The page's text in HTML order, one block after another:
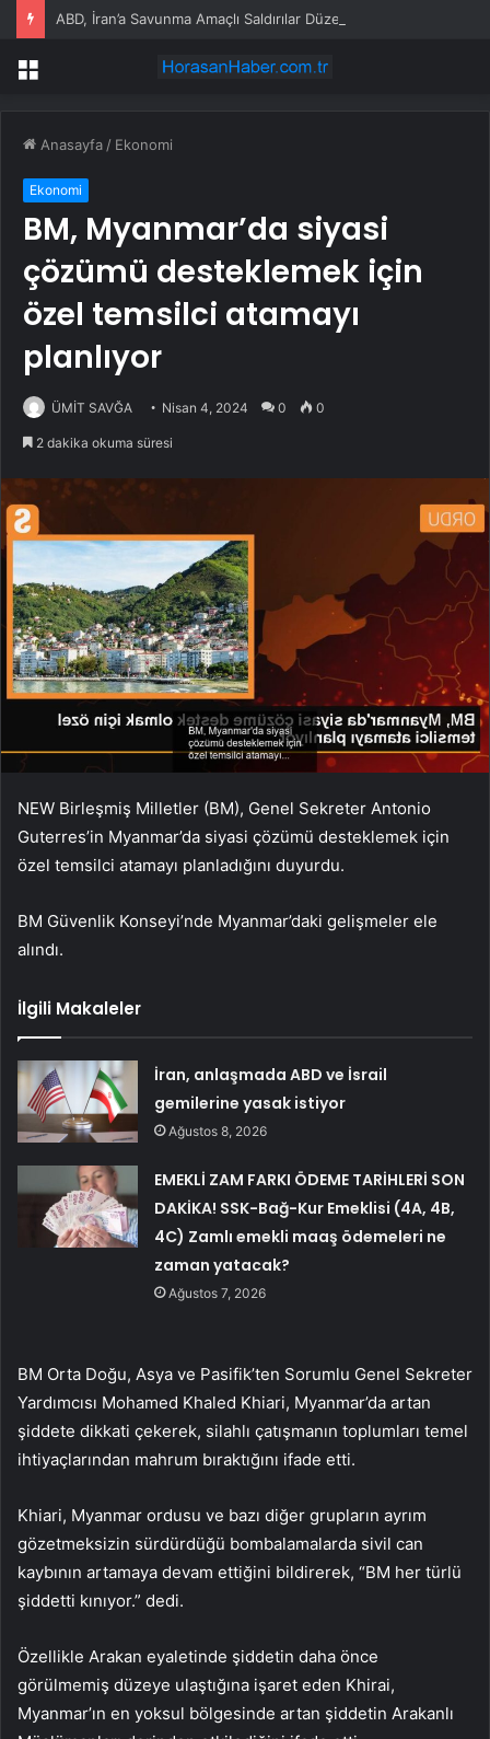
ABD, İran’a Savunma Amaçlı Saldırılar Düzenledi
Menü
Anasayfa / Ekonomi
Ekonomi
BM, Myanmar’da siyasi
çözümü desteklemek için
özel temsilci atamayı
planlıyor
ÜMİT SAVĞA Nisan 4, 2024 0 0
2 dakika okuma süresi
NEW Birleşmiş Milletler (BM), Genel Sekreter Antonio
Guterres’in Myanmar’da siyasi çözümü desteklemek için
özel temsilci atamayı planladığını duyurdu.
BM Güvenlik Konseyi’nde Myanmar’daki gelişmeler ele
alındı.
İlgili Makaleler
İran, anlaşmada ABD ve İsrail
gemilerine yasak istiyor
Ağustos 8, 2026
EMEKLİ ZAM FARKI ÖDEME TARİHLERİ SON
DAKİKA! SSK-Bağ-Kur Emeklisi (4A, 4B,
4C) Zamlı emekli maaş ödemeleri ne
zaman yatacak?
Ağustos 7, 2026
BM Orta Doğu, Asya ve Pasifik’ten Sorumlu Genel Sekreter
Yardımcısı Mohamed Khaled Khiari, Myanmar’da artan
şiddete dikkati çekerek, silahlı çatışmanın toplumları temel
ihtiyaçlarından mahrum bıraktığını ifade etti.
Khiari, Myanmar ordusu ve bazı diğer grupların ayrım
gözetmeksizin sürdürdüğü bombalamalarda sivil can
kaybının artamaya devam ettiğini bildirerek, “BM her türlü
şiddetti kınıyor.” dedi.
Özellikle Arakan eyaletinde şiddetin daha önce
görülmemiş düzeye ulaştığına işaret eden Khirai,
Myanmar’ın en yoksul bölgesinde artan şiddetin Arakanlı